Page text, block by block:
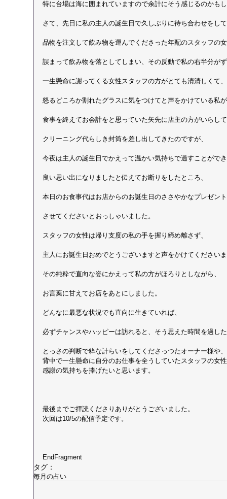
特に台場は海に囲まれていますので余計にそう感じるのかも
さて、先日に私の主人の誕生日で久しぶりに待ち合わせをし
品物を注文して飲み物を運んでくださった年配のスタッフの
誤まって飲み物を落としてしまい、その反動で私の右半分が
一生懸命に謝ってくる女性スタッフの方がとても清清しくて、
怒るどころか割れたグラスに気をつけてと声をかけている私
食事を終えてお会計をと思っていた矢先に店主の方がいらし
クリーニング代らしき封筒を差し出してきたのですが、
今夜は主人の誕生日でかえって温かい気持ちで過すことがで
良い思い出になりましたと伝えてお断りをしたところ、
本日のお食事代はお店からのお誕生日のささやかなプレゼン
させてくださいとおっしゃいました。
スタッフの女性は帰り支度の私の手を握り締め離さず、
主人にお誕生日おめでとうございますと声をかけてください
その純粋で直向な姿にかえって私の方がほろりとしながら、
お言葉に甘えてお店をあとにしました。
どんなに最悪な状況でも直向に生きていれば、
必ずチャンスやハッピーは訪れると、そう思えた時間を過し
とっさの判断で粋な計らいをしてくださっつたオーナー様や
背中で一生懸命に自分のお仕事を全うしていたスタッフの女
感謝の気持ちを捧げたいと思います。
最後までご拝読くださりありがとうございました。
次回は10/5の配信予定です。
EndFragment
タグ：
毎月の占い